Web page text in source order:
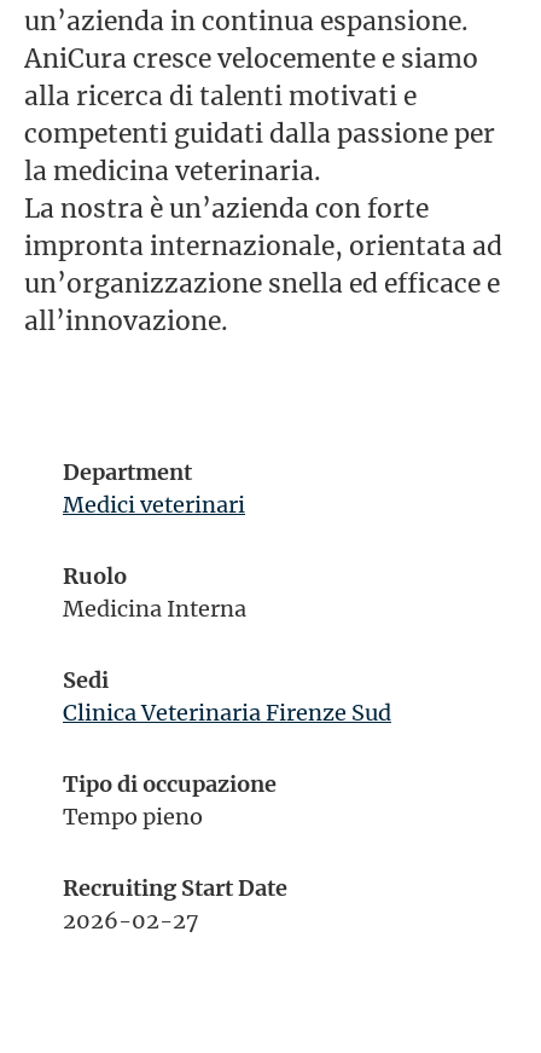
un’azienda in continua espansione.
AniCura cresce velocemente e siamo
alla ricerca di talenti motivati e
competenti guidati dalla passione per
la medicina veterinaria.
La nostra è un’azienda con forte
impronta internazionale, orientata ad
un’organizzazione snella ed efficace e
all’innovazione.
Department
Medici veterinari
Ruolo
Medicina Interna
Sedi
Clinica Veterinaria Firenze Sud
Tipo di occupazione
Tempo pieno
Recruiting Start Date
2026-02-27